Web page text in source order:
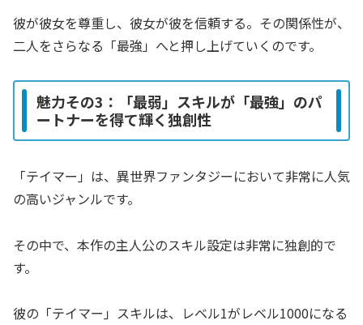
彼が彼女を尊重し、彼女が彼を信頼する。その関係性が、
二人をさらなる「最強」へと押し上げていくのです。
魅力その3：「最弱」スキルが「最強」のパ
ートナーを得て輝く独創性
「テイマー」は、異世界ファンタジーにおいて非常に人気
の高いジャンルです。
その中で、本作の主人公のスキル設定は非常に独創的で
す。
彼の「テイマー」スキルは、レベル1がレベル1000になる